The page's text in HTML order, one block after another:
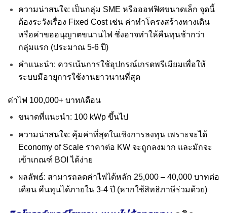
ความน่าสนใจ: เป็นกลุ่ม SME หรือออฟฟิศขนาดเล็ก จุดนี้
ต้องระวังเรื่อง Fixed Cost เช่น ค่าทำโครงสร้างทางเดิน
หรือค่าขออนุญาตขนานไฟ ซึ่งอาจทำให้คืนทุนช้ากว่า
กลุ่มแรก (ประมาณ 5-6 ปี)
คำแนะนำ: ควรเน้นการใช้อุปกรณ์เกรดพรีเมียมเพื่อให้
ระบบมีอายุการใช้งานยาวนานที่สุด
ค่าไฟ 100,000+ บาท/เดือน
ขนาดที่แนะนำ: 100 kWp ขึ้นไป
ความน่าสนใจ: คุ้มค่าที่สุดในเชิงการลงทุน เพราะจะได้
Economy of Scale ราคาต่อ KW จะถูกลงมาก และมักจะ
เข้าเกณฑ์ BOI ได้ง่าย
ผลลัพธ์: สามารถลดค่าไฟได้หลัก 25,000 – 40,000 บาทต่อ
เดือน คืนทุนได้ภายใน 3-4 ปี (หากใช้สิทธิภาษีร่วมด้วย)